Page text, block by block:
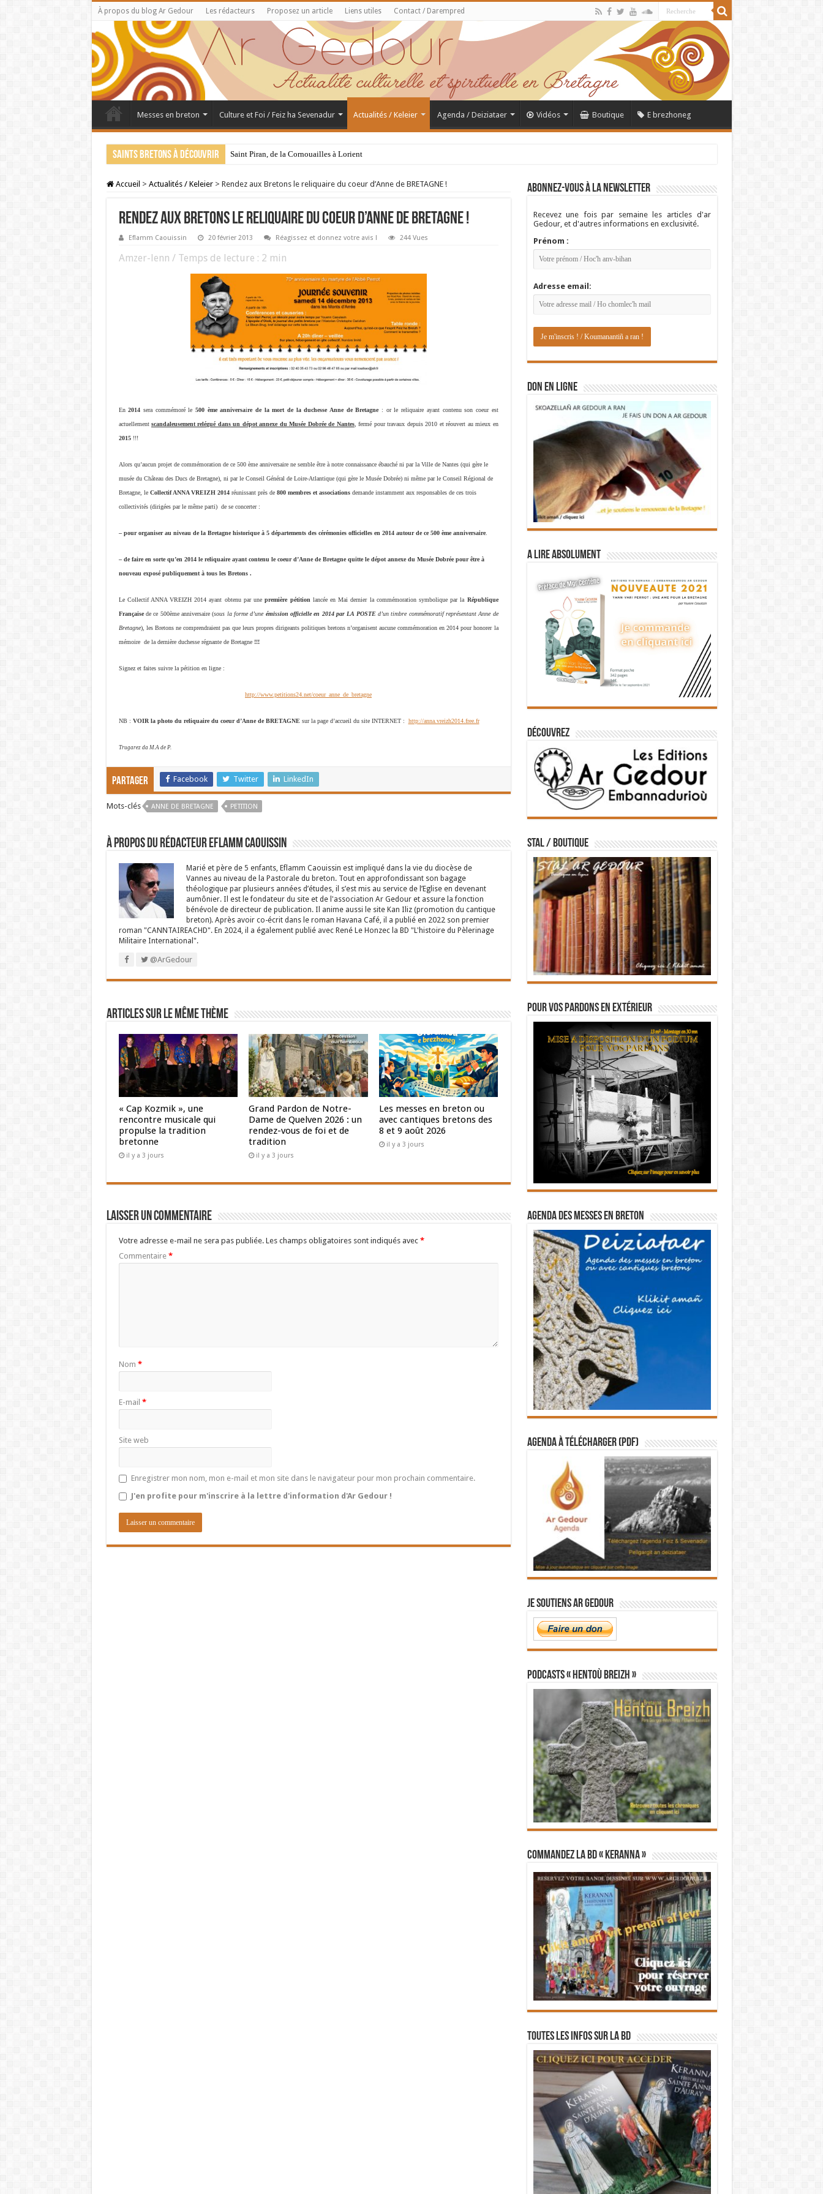
À propos du blog Ar Gedour Les rédacteurs Proposez un article Liens utiles Contact / Darempred
Messes en breton Culture et Foi / Feiz ha Sevenadur Actualités / Keleier Agenda / Deiziataer Vidéos Boutique E brezhoneg
Saints bretons à découvrir Saint Piran, de la Cornouailles à Lorient
Accueil > Actualités / Keleier > Rendez aux Bretons le reliquaire du coeur d’Anne de BRETAGNE !
Rendez aux Bretons le reliquaire du coeur d’Anne de BRETAGNE !
Eflamm Caouissin 20 février 2013 Réagissez et donnez votre avis ! 244 Vues
Amzer-lenn / Temps de lecture : 2 min
En2014 sera commémoré le 500 ème anniversaire de la mort de la duchesse Anne de Bretagne : or le reliquaire ayant contenu son coeur est
actuellement scandaleusement relégué dans un dépot annexe du Musée Dobrée de Nantes, fermé pour travaux depuis 2010 et réouvert au mieux en
2015!!!
Alors qu’aucun projet de commémoration de ce 500 ème anniversaire ne semble être à notre connaissance ébauché ni par la Ville de Nantes (qui gère le
musée du Château des Ducs de Bretagne), ni par le Conseil Général de Loire-Atlantique (qui gère le Musée Dobrée) ni même par le Conseil Régional de
Bretagne, le Collectif ANNA VREIZH 2014réunissant près de 800 membres et associations demande instamment aux responsables de ces trois
collectivités (dirigées par le même parti) de se concerter :
– pour organiser au niveau de la Bretagne historique à 5 départements des cérémonies officielles en 2014 autour de ce 500 ème anniversaire.
– de faire en sorte qu’en 2014 le reliquaire ayant contenu le coeur d’Anne de Bretagne quitte le dépot annexe du Musée Dobrée pour être à
nouveau exposé publiquement à tous les Bretons .
Le Collectif ANNA VREIZH 2014 ayant obtenu par unepremière pétition lancée en Mai dernier la commémoration symbolique par la République
Françaisede ce 500ème anniversaire (sous la forme d’une émission officielle en 2014 par LA POSTEd’un timbre commémoratif représentant Anne de
Bretagne), les Bretons ne comprendraient pas que leurs propres dirigeants politiques bretons n’organisent aucune commémoration en 2014 pour honorer la
mémoire de la dernière duchesse régnante de Bretagne !!!
Signez et faites suivre la pétition en ligne :
http://www.petitions24.net/coeur_anne_de_bretagne
NB : VOIR la photo du reliquaire du coeur d’Anne de BRETAGNE sur la page d’accueil du site INTERNET : http://anna.vreizh2014.free.fr
Trugarez da M.A de P.
Partager Facebook Twitter LinkedIn
Mots-clés ANNE DE BRETAGNE PETITION
À propos du rédacteur Eflamm Caouissin
Marié et père de 5 enfants, Eflamm Caouissin est impliqué dans la vie du diocèse de
Vannes au niveau de la Pastorale du breton. Tout en approfondissant son bagage
théologique par plusieurs années d’études, il s’est mis au service de l’Eglise en devenant
aumônier. Il est le fondateur du site et de l'association Ar Gedour et assure la fonction
bénévole de directeur de publication. Il anime aussi le site Kan Iliz (promotion du cantique
breton). Après avoir co-écrit dans le roman Havana Café, il a publié en 2022 son premier
roman "CANNTAIREACHD". En 2024, il a également publié avec René Le Honzec la BD "L'histoire du Pèlerinage
Militaire International".
@ArGedour
Articles sur le même thème
« Cap Kozmik », une
rencontre musicale qui
propulse la tradition
bretonne
il y a 3 jours
Grand Pardon de Notre-
Dame de Quelven 2026 : un
rendez-vous de foi et de
tradition
il y a 3 jours
Les messes en breton ou
avec cantiques bretons des
8 et 9 août 2026
il y a 3 jours
Laisser un commentaire
Votre adresse e-mail ne sera pas publiée. Les champs obligatoires sont indiqués avec *
Commentaire *
Nom *
E-mail *
Site web
Enregistrer mon nom, mon e-mail et mon site dans le navigateur pour mon prochain commentaire.
J'en profite pour m'inscrire à la lettre d'information d'Ar Gedour !
Abonnez-vous à la newsletter
Recevez une fois par semaine les articles d'ar
Gedour, et d'autres informations en exclusivité.
Prénom :
Adresse email:
DON EN LIGNE
A lire absolument
Découvrez
STAL / BOUTIQUE
Pour vos pardons en extérieur
Agenda des messes en breton
Agenda à télécharger (PDF)
Je soutiens Ar Gedour
PODCASTS « Hentoù Breizh »
Commandez la BD « Keranna »
Toutes les infos sur la BD